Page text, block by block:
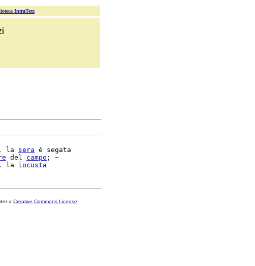
IntraText
, la sera è segata
del campo ; ~
, la locusta
a Creative Commons License